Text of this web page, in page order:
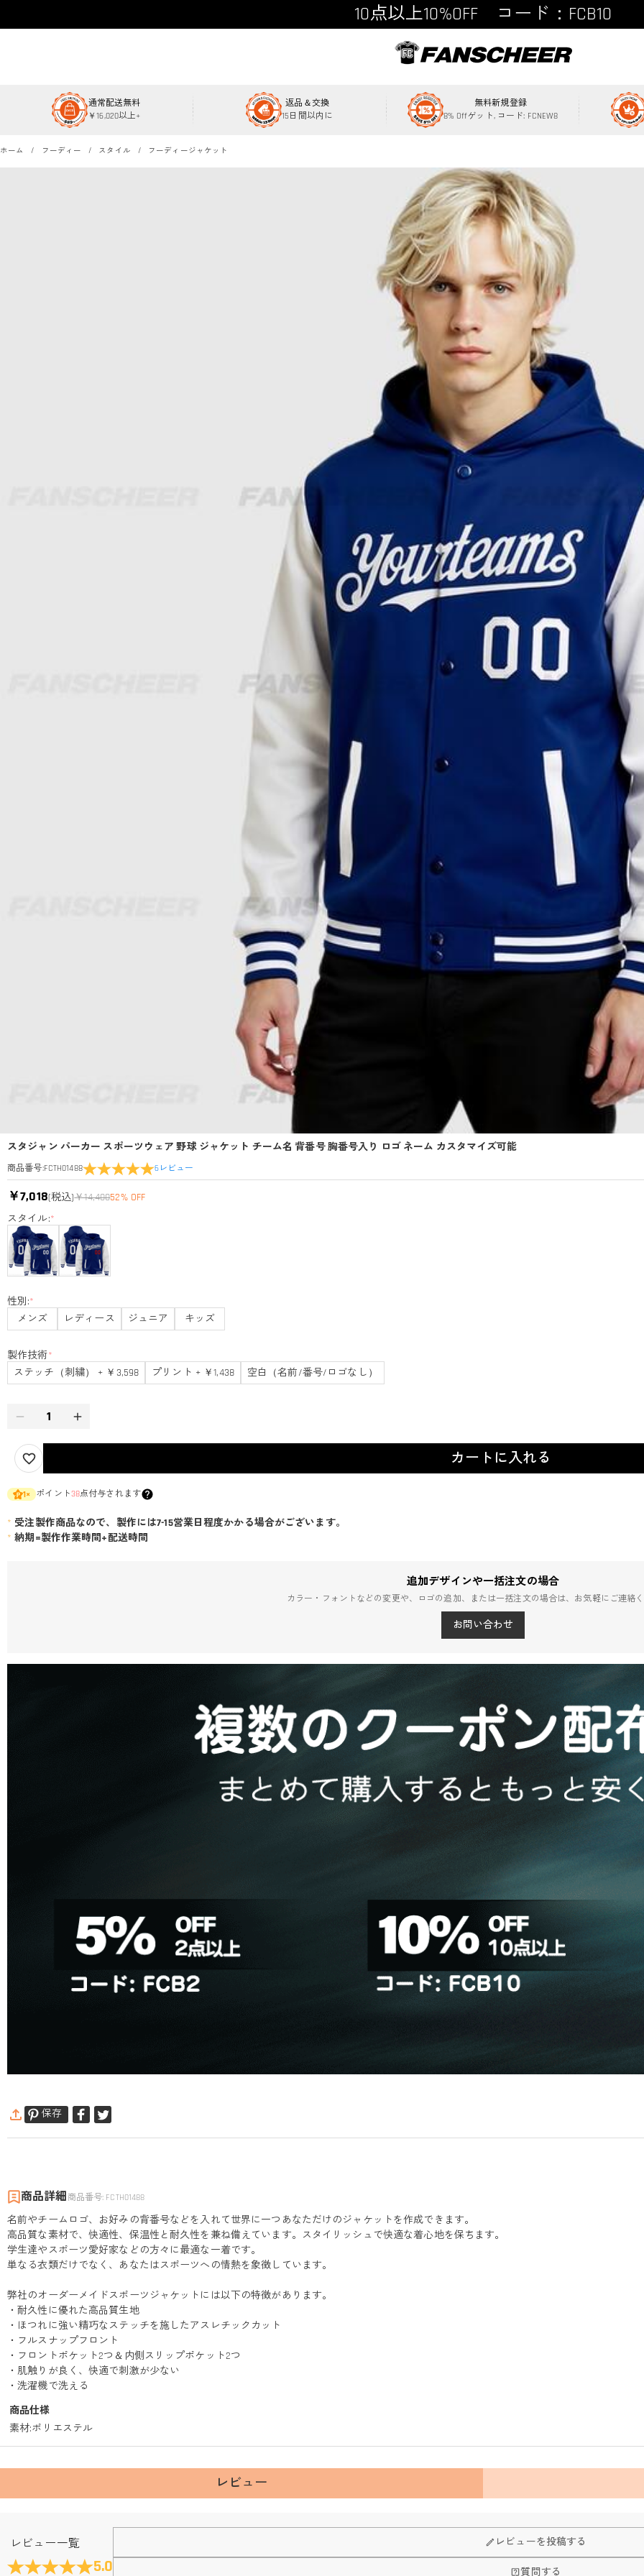
15点以上15%OFF コード：FCB15
通常配送無料
￥16,020以上+
返品＆交換
15日間以内に
無料新規登録
8% Offゲット, コード: FCNEW8
ホーム フーディー スタイル フーディージャケット
スタジャン パーカー スポーツウェア 野球 ジャケット チーム名 背番号 胸番号入り ロゴ ネーム カスタマイズ可能
商品番号:FCTH01488 6 レビュー
￥7,018(税込)￥14,40052% OFF
スタイル:*
性別:*
メンズ
レディース ジュニア キッズ
製作技術*
ステッチ（刺繍） + ￥3,598
プリント + ￥1,438 空白（名前/番号/ロゴなし）
カートに入れる
1× ポイント38点付与されます
* 受注製作商品なので、製作には7-15営業日程度かかる場合がございます。
* 納期=製作作業時間+配送時間
追加デザインや一括注文の場合
カラー・フォントなどの変更や、ロゴの追加、または一括注文の場合は、お気軽にご連絡く
お問い合わせ
保存
商品詳細 商品番号: FCTH01488
名前やチームロゴ、お好みの背番号などを入れて世界に一つあなただけのジャケットを作成できます。
高品質な素材で、快適性、保温性と耐久性を兼ね備えています。スタイリッシュで快適な着心地を保ちます。
学生達やスポーツ愛好家などの方々に最適な一着です。
単なる衣類だけでなく、あなたはスポーツへの情熱を象徴しています。
弊社のオーダーメイドスポーツジャケットには以下の特徴があります。
・耐久性に優れた高品質生地
・ほつれに強い精巧なステッチを施したアスレチックカット
・フルスナップフロント
・フロントポケット2つ＆内側スリップポケット2つ
・肌触りが良く、快適で刺激が少ない
・洗濯機で洗える
商品仕様
素材:ポリエステル
レビュー
レビュー一覧
5.0
レビューを投稿する
質問する
Fanscheerについて
会社はどこにありますか？